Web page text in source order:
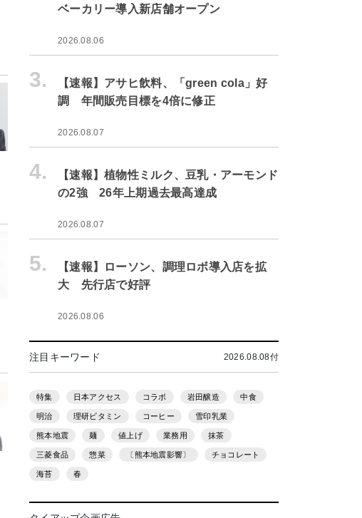
ベーカリー導入新店舗オープン
2026.08.06
3.
【速報】アサヒ飲料、「green cola」好
調 年間販売目標を4倍に修正
2026.08.07
4.
【速報】植物性ミルク、豆乳・アーモンド
の2強 26年上期過去最高達成
2026.08.07
5.
【速報】ローソン、調理ロボ導入店を拡
大 先行店で好評
2026.08.06
注目キーワード 2026.08.08付
特集 日本アクセス コラボ 岩田醸造 中食
明治 理研ビタミン コーヒー 雪印乳業
熊本地震 麺 値上げ 業務用 抹茶
三菱食品 惣菜 〔熊本地震影響〕 チョコレート
海苔 春